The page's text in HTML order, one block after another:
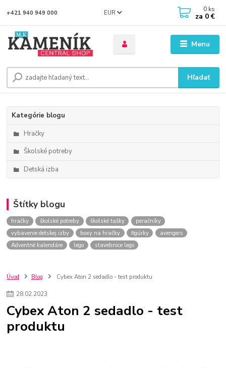
Menu
EUR
Hľadať
+421 940 949 000 0 ks
za 0 €
Kategórie blogu
Hračky
Školské potreby
Detská izba
Štítky blogu
hračky školské potreby školské tašky
peračníky
vybavenie detskej izby
boxy na hračky figúrky
avengers
Adventné kalendáre
lego stavebnice lego
Úvod Blog Cybex Aton 2 sedadlo - test produktu
28.02.2023
Cybex Aton 2 sedadlo - test
produktu